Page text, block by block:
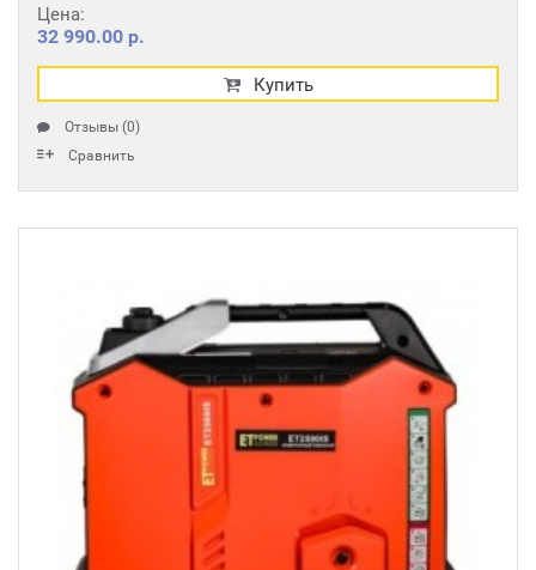
Цена:
32 990.00 р.
Купить
Отзывы (0)
Сравнить